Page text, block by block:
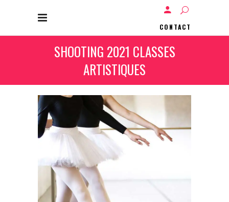
CONTACT
SHOOTING 2021 CLASSES
ARTISTIQUES